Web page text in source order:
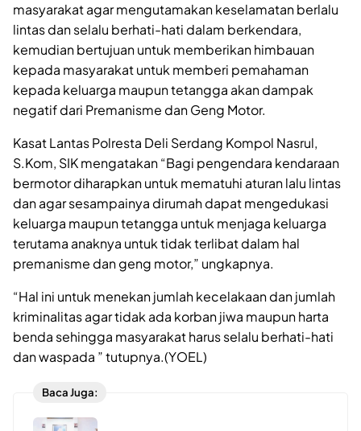
masyarakat agar mengutamakan keselamatan berlalu
lintas dan selalu berhati-hati dalam berkendara,
kemudian bertujuan untuk memberikan himbauan
kepada masyarakat untuk memberi pemahaman
kepada keluarga maupun tetangga akan dampak
negatif dari Premanisme dan Geng Motor.
Kasat Lantas Polresta Deli Serdang Kompol Nasrul,
S.Kom, SIK mengatakan “Bagi pengendara kendaraan
bermotor diharapkan untuk mematuhi aturan lalu lintas
dan agar sesampainya dirumah dapat mengedukasi
keluarga maupun tetangga untuk menjaga keluarga
terutama anaknya untuk tidak terlibat dalam hal
premanisme dan geng motor,” ungkapnya.
“Hal ini untuk menekan jumlah kecelakaan dan jumlah
kriminalitas agar tidak ada korban jiwa maupun harta
benda sehingga masyarakat harus selalu berhati-hati
dan waspada ” tutupnya.(YOEL)
Baca Juga: